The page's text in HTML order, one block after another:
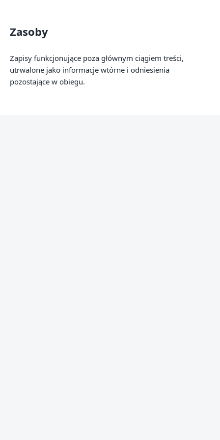
Zasoby
Zapisy funkcjonujące poza głównym ciągiem treści,
utrwalone jako informacje wtórne i odniesienia
pozostające w obiegu.